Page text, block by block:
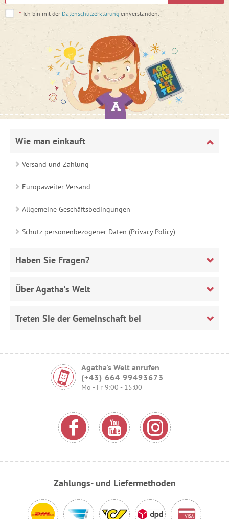
* Ich bin mit der Datenschutzerklärung einverstanden.
Wie man einkauft
Versand und Zahlung
Europaweiter Versand
Allgemeine Geschäftsbedingungen
Schutz personenbezogener Daten (Privacy Policy)
Haben Sie Fragen?
Über Agatha's Welt
Treten Sie der Gemeinschaft bei
Agatha's Welt anrufen
(+43) 664 99493673
Mo - Fr 9:00 - 15:00
Zahlungs- und Liefermethoden